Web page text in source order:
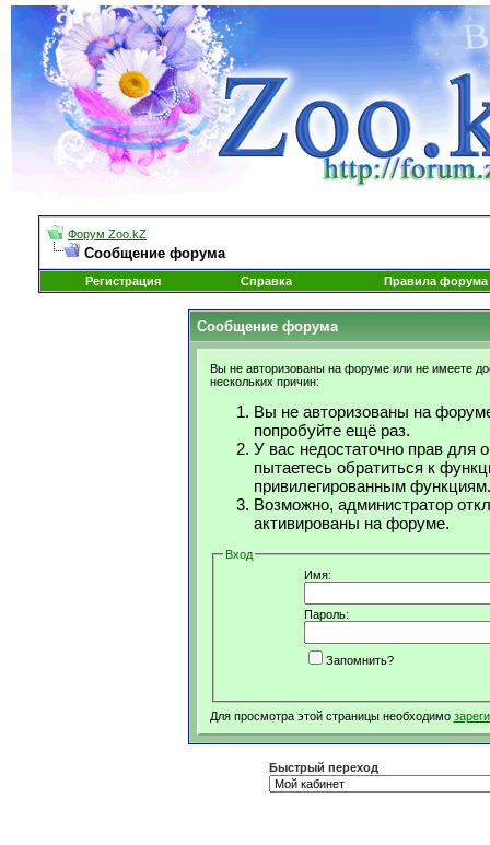
Форум Zoo.kZ
Сообщение форума
Регистрация Справка Правила форума
Сообщение форума
Вы не авторизованы на форуме или не имеете
нескольких причин:
Вы не авторизованы на
попробуйте ещё раз.
У вас недостаточно прав для
пытаетесь обратиться к
привилегированным функциям.
Возможно, администратор
активированы на форуме.
Вход
Имя:
Пароль:
Запомнить?
Для просмотра этой страницы необходимо
Быстрый переход